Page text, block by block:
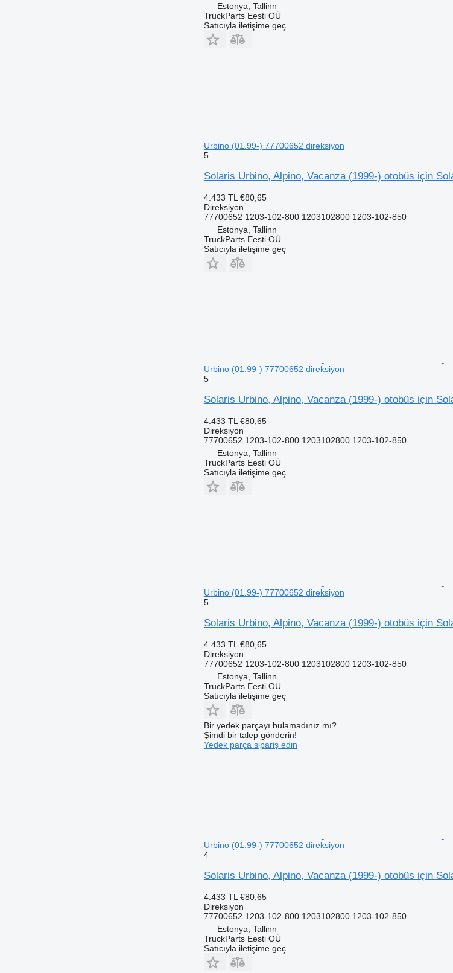
Estonya, Tallinn
TruckParts Eesti OÜ
Satıcıyla iletişime geç
Urbino (01.99-) 77700652 direksiyon
5
Solaris Urbino, Alpino, Vacanza (1999-) otobüs için
4.433 TL €80,65
Direksiyon
77700652 1203-102-800 1203102800 1203-102-850
Estonya, Tallinn
TruckParts Eesti OÜ
Satıcıyla iletişime geç
Urbino (01.99-) 77700652 direksiyon
5
Solaris Urbino, Alpino, Vacanza (1999-) otobüs için
4.433 TL €80,65
Direksiyon
77700652 1203-102-800 1203102800 1203-102-850
Estonya, Tallinn
TruckParts Eesti OÜ
Satıcıyla iletişime geç
Urbino (01.99-) 77700652 direksiyon
5
Solaris Urbino, Alpino, Vacanza (1999-) otobüs için
4.433 TL €80,65
Direksiyon
77700652 1203-102-800 1203102800 1203-102-850
Estonya, Tallinn
TruckParts Eesti OÜ
Satıcıyla iletişime geç
Bir yedek parçayı bulamadınız mı?
Şimdi bir talep gönderin!
Yedek parça sipariş edin
Urbino (01.99-) 77700652 direksiyon
4
Solaris Urbino, Alpino, Vacanza (1999-) otobüs için
4.433 TL €80,65
Direksiyon
77700652 1203-102-800 1203102800 1203-102-850
Estonya, Tallinn
TruckParts Eesti OÜ
Satıcıyla iletişime geç